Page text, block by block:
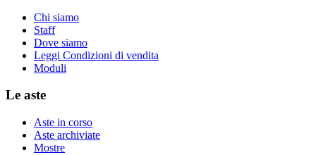
Chi siamo
Staff
Dove siamo
Leggi Condizioni di vendita
Moduli
Le aste
Aste in corso
Aste archiviate
Mostre